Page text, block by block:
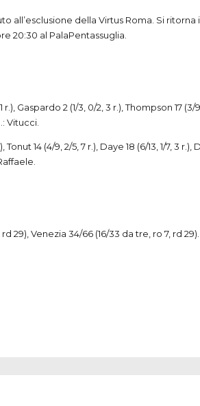
della Virtus Roma. Si
20:30 al PalaPentassuglia.
r.), Gaspardo 2 (1/3, 0/2, 3 r.), Thompson 17
Vitucci.
14 (4/9, 2/5, 7 r.), Daye 18 (6/13, 1/7, 3
29), Venezia 34/66 (16/33 da tre, ro 7, rd